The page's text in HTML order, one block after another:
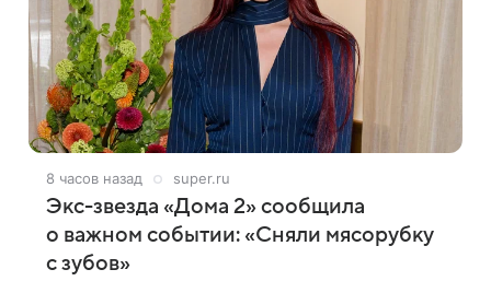
8 часов назад super.ru
Экс-звезда «Дома 2» сообщила
о важном событии: «Сняли мясорубку
с зубов»